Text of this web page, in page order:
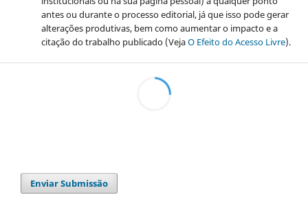
antes ou durante o processo editorial, já que isso pode gerar
alterações produtivas, bem como aumentar o impacto e a
citação do trabalho publicado (VejaO Efeito do Acesso Livre).
Enviar Submissão